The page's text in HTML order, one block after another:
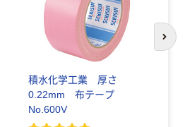
積水化学工業 厚さ
0.22mm 布テープ
No.600V
次